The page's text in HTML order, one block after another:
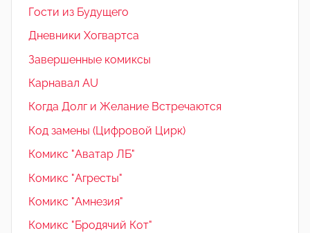
Гости из Будущего
Дневники Хогвартса
Завершенные комиксы
Карнавал AU
Когда Долг и Желание Встречаются
Код замены (Цифровой Цирк)
Комикс "Аватар ЛБ"
Комикс "Агресты"
Комикс "Амнезия"
Комикс "Бродячий Кот"